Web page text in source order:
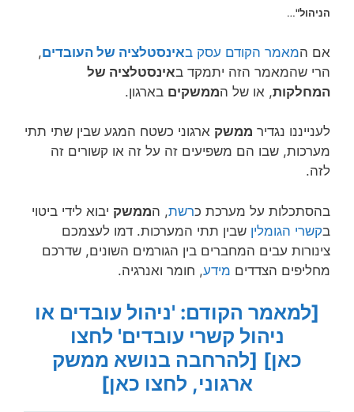
הניהול"…
אם המאמר הקודם עסק באינסטלציה של העובדים,
הרי שהמאמר הזה יתמקד באינסטלציה של
המחלקות, או של הממשקים בארגון.
לענייננו נגדיר ממשק ארגוני כשטח המגע שבין שתי תתי
מערכות, שבו הם משפיעים זה על זה או קשורים זה
לזה.
בהסתכלות על מערכת כרשת, הממשק יבוא לידי ביטוי
בקשרי הגומלין שבין תתי המערכות. דמו לעצמכם
צינורות עבים המחברים בין הגורמים השונים, שדרכם
מחליפים הצדדים מידע, חומר ואנרגיה.
[למאמר הקודם: 'ניהול עובדים או
ניהול קשרי עובדים' לחצו
כאן] [להרחבה בנושא ממשק
ארגוני, לחצו כאן]